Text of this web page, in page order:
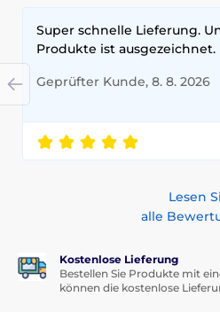
Super schnelle Lieferung.
Produkte ist ausgezeichnet.
Geprüfter Kunde, 8. 8. 2026
Lesen
alle
Kostenlose Lieferung
Bestellen Sie Produkte mit
können die kostenlose